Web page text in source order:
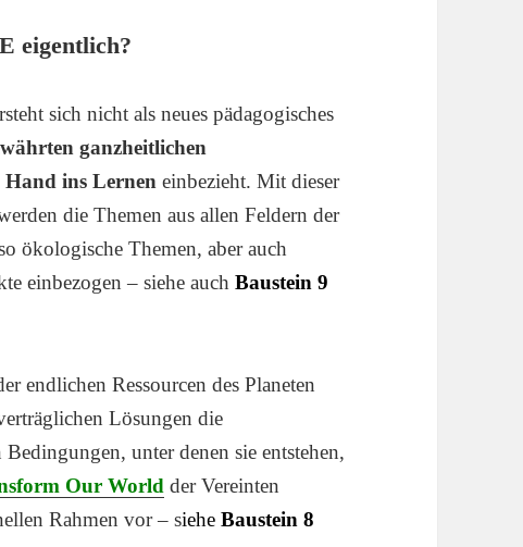
eigentlich?
sich nicht als neues pädagogisches
ganzheitlichen
ins Lernen einbezieht. Mit dieser
die Themen aus allen Feldern der
ökologische Themen, aber auch
einbezogen – siehe auchBaustein 9
endlichen Ressourcen des Planeten
Lösungen die
unter denen sie entstehen,
Our World der Vereinten
Rahmen vor – sieheBaustein 8